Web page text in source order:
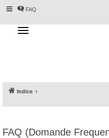
FAQ
T
o
g
a
t
Indice
FAQ (Domande